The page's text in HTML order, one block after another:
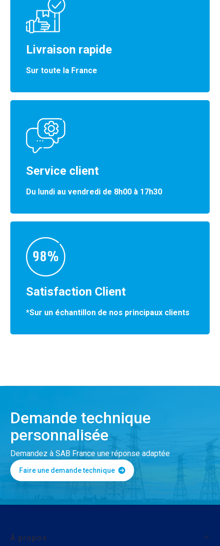
Livraison rapide
Sur toute la France
Service client
Du lundi au vendredi de 8h00 à 17h30
Satisfaction Client
*Sur un échantillon de nos principaux clients
Demande technique
personnalisée
Demandez à SAB France une réponse adaptée
Faire une demande technique
À propos